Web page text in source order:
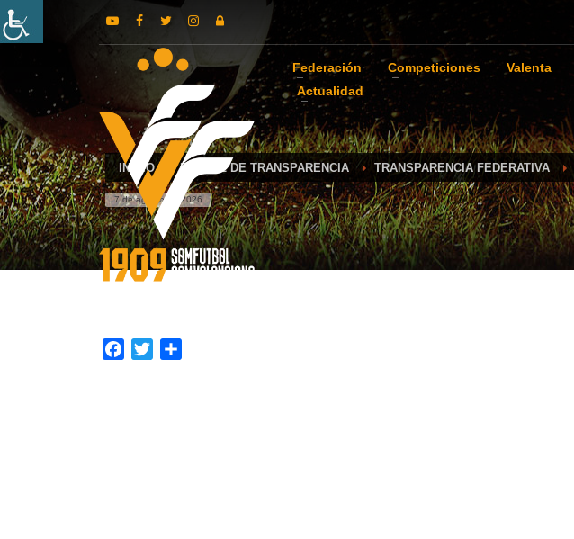
Federación Competiciones Valenta
Actualidad
INICIO PORTAL DE TRANSPARENCIA TRANSPARENCIA FEDERATIVA
7 de agosto de 2026
Facebook
Twitter